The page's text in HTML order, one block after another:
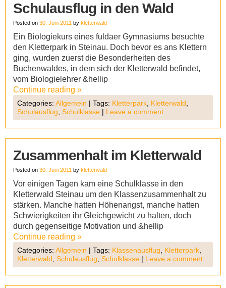
Schulausflug in den Wald
Posted on 30. Juni 2011 by kletterwald
Ein Biologiekurs eines fuldaer Gymnasiums besuchte
den Kletterpark in Steinau. Doch bevor es ans Klettern
ging, wurden zuerst die Besonderheiten des
Buchenwaldes, in dem sich der Kletterwald befindet,
vom Biologielehrer &hellip
Continue reading »
Categories: Allgemein | Tags: Kletterpark Kletterwald
Schulausflug Schulklasse | Leave a comment
Zusammenhalt im Kletterwald
Posted on 30. Juni 2011 by kletterwald
Vor einigen Tagen kam eine Schulklasse in den
Kletterwald Steinau um den Klassenzusammenhalt zu
stärken. Manche hatten Höhenangst, manche hatten
Schwierigkeiten ihr Gleichgewicht zu halten, doch
durch gegenseitige Motivation und &hellip
Continue reading »
Categories: Allgemein | Tags: Klassenausflug Kletterpark
Kletterwald Schulausflug Schulklasse | Leave a comment